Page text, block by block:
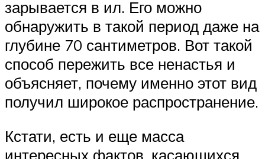
зарывается в ил. Его можно
обнаружить в такой период даже на
глубине 70 сантиметров. Вот такой
способ пережить все ненастья и
объясняет, почему именно этот вид
получил широкое распространение.
Кстати, есть и еще масса
интересных фактов, касающихся